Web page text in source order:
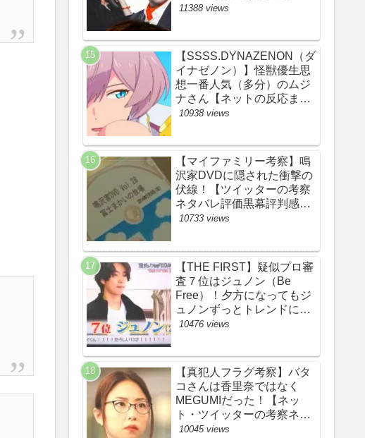
【ツイッターの考察ネタバ
じ伏線まとめ】
11388 views
【SSSS.DYNAZENON（ダ
イナゼノン）】怪獣優生思
想一番人気（多分）のムジ
ナさん【ネットの反応まと
め】
10938 views
【マイファミリー考察】鳴
沢家DVDに隠された衝撃の
伏線！【ツイッターの考察
ネタバレ評価黒幕評判感想
批判原作犯人キャスト脚本
10733 views
【THE FIRST】疑似プロ審
査７位はジュノン（Be
Free）！夕方になってもジ
ュノンずっとトレンドにい
るww【ザファースト・ネッ
BE:FIRST・ビーファース
ト】
10476 views
【真犯人フラグ考察】バタ
コさんは香里奈ではなく
MEGUMIだった！【ネッ
ト・ツイッターの考察ネタ
バレ感想評価評判あらすじ
10045 views